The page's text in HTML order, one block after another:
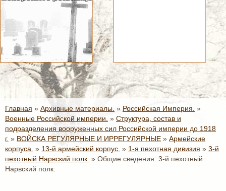
Главная » Архивные материалы. » Российская Империя. »
Военные Российской империи. » Структура, состав и
подразделения вооруженных сил Российской империи до 1918
г. » ВОЙСКА РЕГУЛЯРНЫЕ И ИРРЕГУЛЯРНЫЕ » Армейские
корпуса. » 13-й армейский корпус. » 1-я пехотная дивизия » 3-й
пехотный Нарвский полк. » Общие сведения: 3-й пехотный
Нарвский полк.